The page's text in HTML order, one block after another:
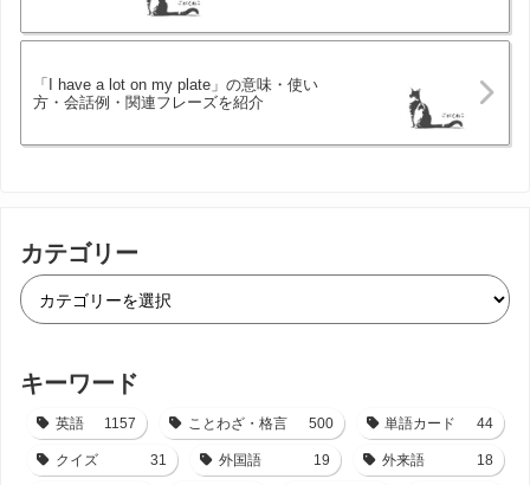
「I have a lot on my plate」の意味・使い
方・会話例・関連フレーズを紹介
カテゴリー
キーワード
英語 1157 ことわざ・格言 500 単語カード 44
クイズ 31 外国語 19 外来語 18